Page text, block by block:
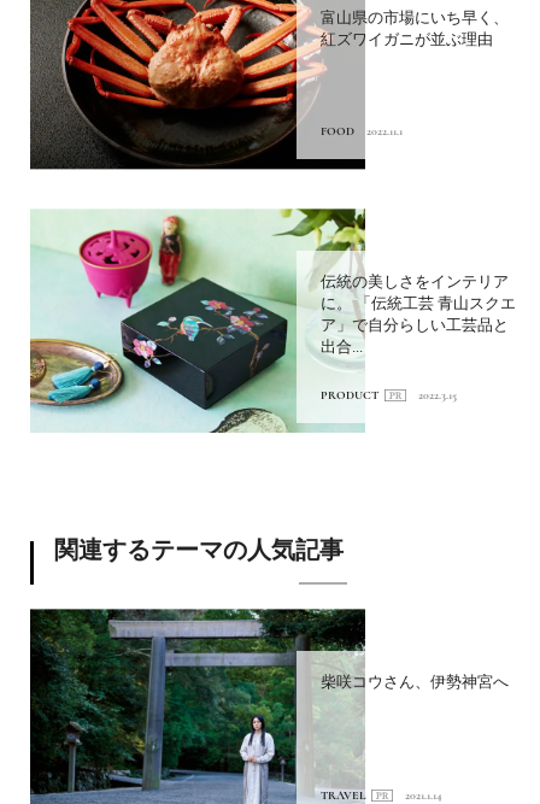
富山県の市場にいち早く、
紅ズワイガニが並ぶ理由
FOOD 2022.11.1
伝統の美しさをインテリア
に。 「伝統工芸 青山スクエ
ア」で自分らしい工芸品と
出合...
PRODUCT 2022.3.15
関連するテーマの人気記事
柴咲コウさん、伊勢神宮へ
TRAVEL 2021.1.14